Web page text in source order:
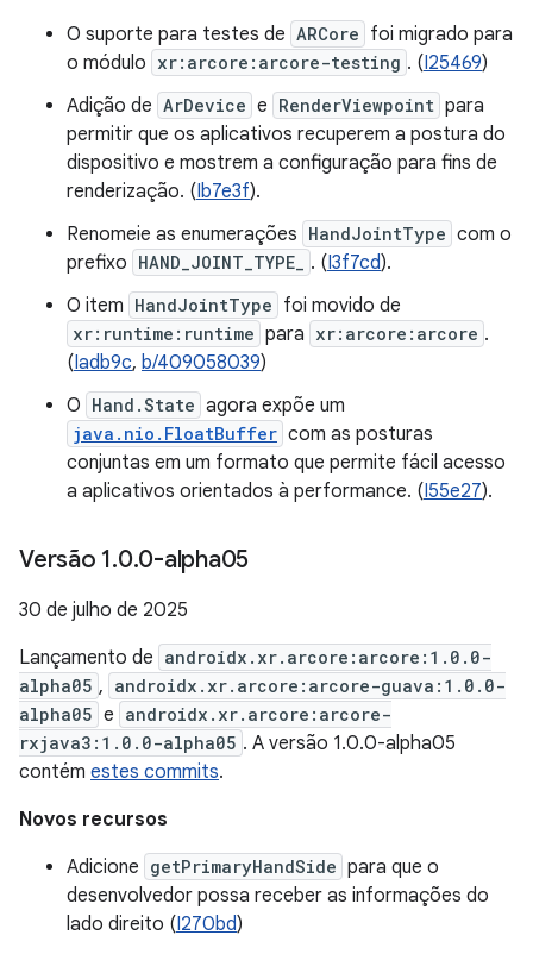
O suporte para testes de ARCore foi migrado para
o módulo xr:arcore:arcore-testing . (I25469)
Adição de ArDevice e RenderViewpoint para
permitir que os aplicativos recuperem a postura do
dispositivo e mostrem a configuração para fins de
renderização. (Ib7e3f).
Renomeie as enumerações HandJointType com o
prefixo HAND_JOINT_TYPE_ . (I3f7cd).
O item HandJointType foi movido de
xr:runtime:runtime para xr:arcore:arcore .
(Iadb9c, b/409058039)
O Hand.State agora expõe um
java.nio.FloatBuffer com as posturas
conjuntas em um formato que permite fácil acesso
a aplicativos orientados à performance. (I55e27).
Versão 1.0.0-alpha05
30 de julho de 2025
Lançamento de androidx.xr.arcore:arcore:1.0.0-
alpha05 , androidx.xr.arcore:arcore-guava:1.0.0-
alpha05 e androidx.xr.arcore:arcore-
rxjava3:1.0.0-alpha05 . A versão 1.0.0-alpha05
contém estes commits.
Novos recursos
Adicione getPrimaryHandSide para que o
desenvolvedor possa receber as informações do
lado direito (I270bd)